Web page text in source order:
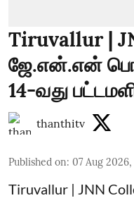
Tiruvallur |
ஜே.என்.என்
14-வது
thanthitv
Published on: 07 Aug
Tiruvallur | JNN